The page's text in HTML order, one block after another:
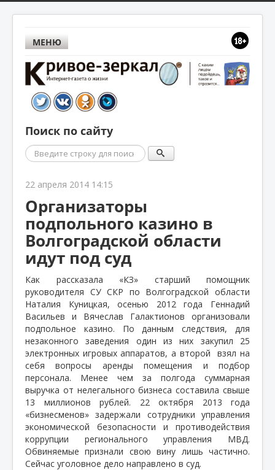
МЕНЮ
Поиск по сайту
Поиск
22 апреля 2014 14:15
Организаторы
подпольного казино в
Волгоградской области
идут под суд
Как рассказала «КЗ» старший помощник
руководителя СУ СКР по Волгоградской области
Наталия Куницкая, осенью 2012 года Геннадий
Васильев и Вячеслав Галактионов организовали
подпольное казино. По данным следствия, для
незаконного заведения один из них закупил 25
электронных игровых аппаратов, а второй
взял на
себя вопросы аренды помещения и подбор
персонала. Менее чем за полгода суммарная
выручка от нелегального бизнеса составила свыше
13 миллионов рублей. 22 октября 2013 года
«бизнесменов» задержали сотрудники управления
экономической безопасности и противодействия
коррупции регионального управления МВД.
Обвиняемые признали свою вину лишь частично.
Сейчас уголовное дело направлено в суд.